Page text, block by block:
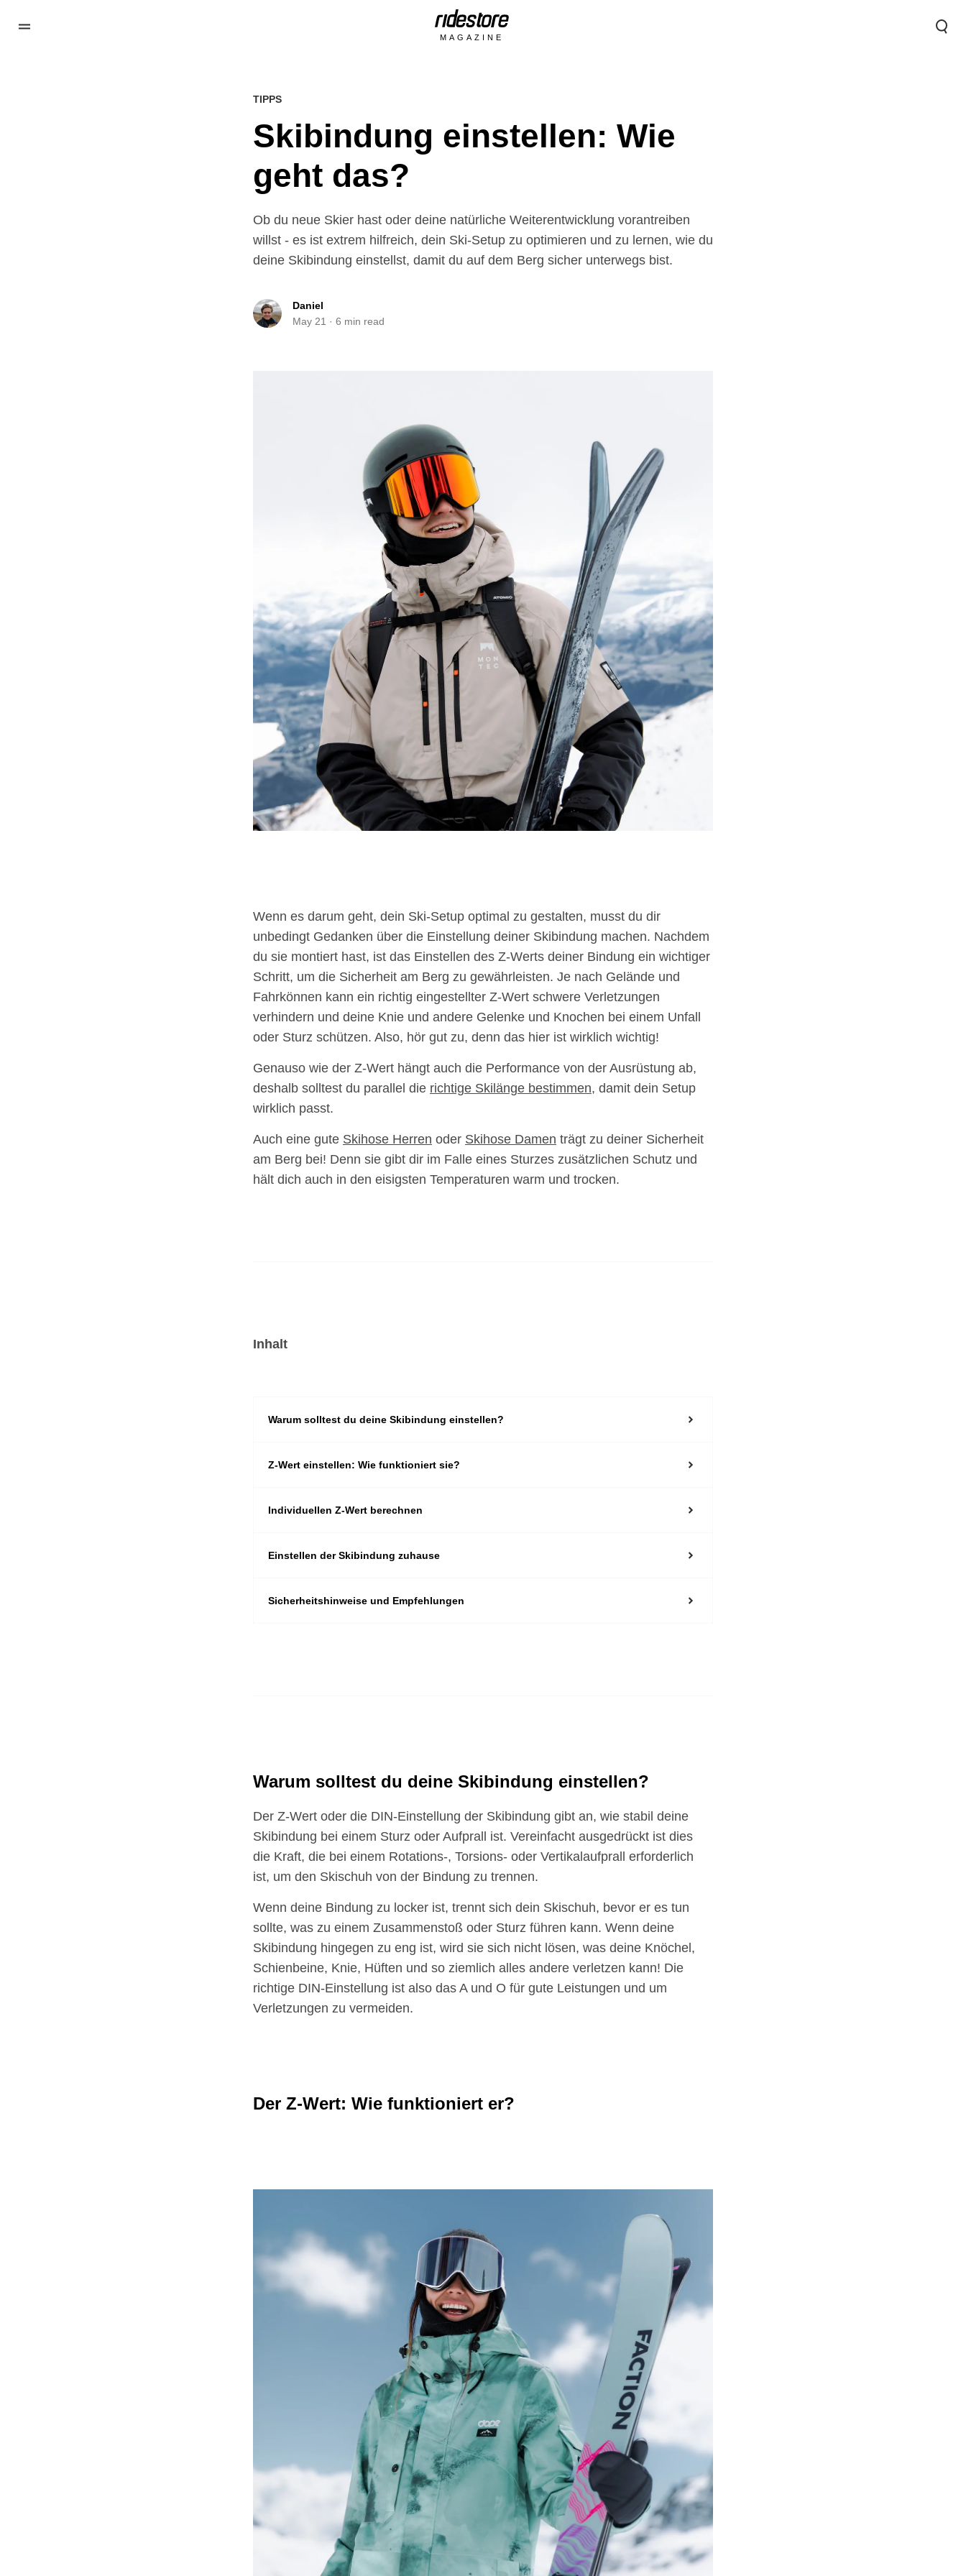
MAGAZINE
TIPPS
Skibindung einstellen: Wie
geht das?
Ob du neue Skier hast oder deine natürliche Weiterentwicklung vorantreiben
willst - es ist extrem hilfreich, dein Ski-Setup zu optimieren und zu lernen, wie du
deine Skibindung einstellst, damit du auf dem Berg sicher unterwegs bist.
Daniel
May 21 · 6 min read
Wenn es darum geht, dein Ski-Setup optimal zu gestalten, musst du dir
unbedingt Gedanken über die Einstellung deiner Skibindung machen. Nachdem
du sie montiert hast, ist das Einstellen des Z-Werts deiner Bindung ein wichtiger
Schritt, um die Sicherheit am Berg zu gewährleisten. Je nach Gelände und
Fahrkönnen kann ein richtig eingestellter Z-Wert schwere Verletzungen
verhindern und deine Knie und andere Gelenke und Knochen bei einem Unfall
oder Sturz schützen. Also, hör gut zu, denn das hier ist wirklich wichtig!
Genauso wie der Z-Wert hängt auch die Performance von der Ausrüstung ab,
deshalb solltest du parallel die richtige Skilänge bestimmen, damit dein Setup
wirklich passt.
Auch eine gute Skihose Herren oder Skihose Damen trägt zu deiner Sicherheit
am Berg bei! Denn sie gibt dir im Falle eines Sturzes zusätzlichen Schutz und
hält dich auch in den eisigsten Temperaturen warm und trocken.
Inhalt
Warum solltest du deine Skibindung einstellen?
Z-Wert einstellen: Wie funktioniert sie?
Individuellen Z-Wert berechnen
Einstellen der Skibindung zuhause
Sicherheitshinweise und Empfehlungen
Warum solltest du deine Skibindung einstellen?
Der Z-Wert oder die DIN-Einstellung der Skibindung gibt an, wie stabil deine
Skibindung bei einem Sturz oder Aufprall ist. Vereinfacht ausgedrückt ist dies
die Kraft, die bei einem Rotations-, Torsions- oder Vertikalaufprall erforderlich
ist, um den Skischuh von der Bindung zu trennen.
Wenn deine Bindung zu locker ist, trennt sich dein Skischuh, bevor er es tun
sollte, was zu einem Zusammenstoß oder Sturz führen kann. Wenn deine
Skibindung hingegen zu eng ist, wird sie sich nicht lösen, was deine Knöchel,
Schienbeine, Knie, Hüften und so ziemlich alles andere verletzen kann! Die
richtige DIN-Einstellung ist also das A und O für gute Leistungen und um
Verletzungen zu vermeiden.
Der Z-Wert: Wie funktioniert er?